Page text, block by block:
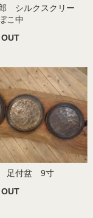
シルクスクリー
こ中
OUT
足付盆 9寸
OUT